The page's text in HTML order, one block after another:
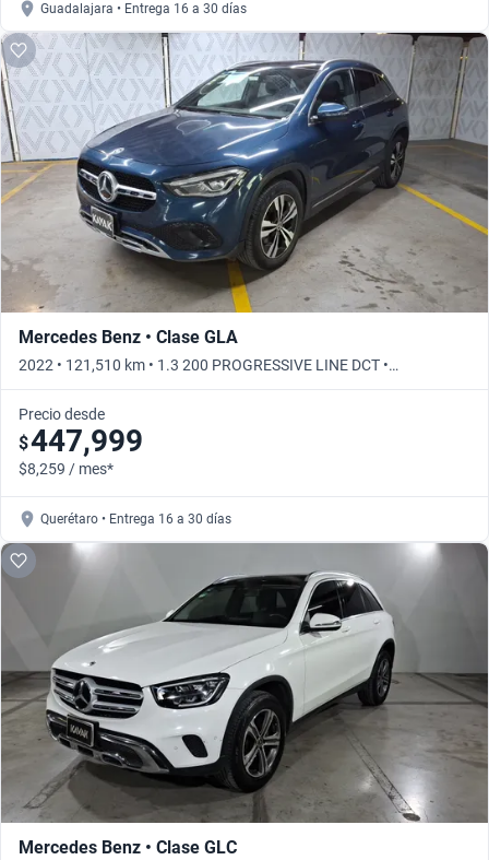
Guadalajara • Entrega 16 a 30 días
Mercedes Benz • Clase GLA
2022 • 121,510 km • 1.3 200 PROGRESSIVE LINE DCT •
Automático
Precio desde
$447,999
$8,259 / mes*
Querétaro • Entrega 16 a 30 días
Mercedes Benz • Clase GLC